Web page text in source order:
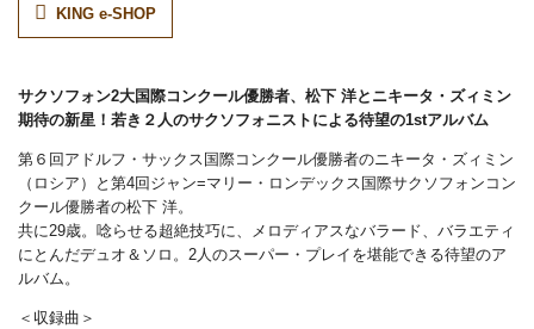
KING e-SHOP
サクソフォン2大国際コンクール優勝者、松下 洋とニキータ・ズィミン
期待の新星！若き２人のサクソフォニストによる待望の1stアルバム
第６回アドルフ・サックス国際コンクール優勝者のニキータ・ズィミン
（ロシア）と第4回ジャン=マリー・ロンデックス国際サクソフォンコン
クール優勝者の松下 洋。
共に29歳。唸らせる超絶技巧に、メロディアスなバラード、バラエティ
にとんだデュオ＆ソロ。2人のスーパー・プレイを堪能できる待望のア
ルバム。
＜収録曲＞